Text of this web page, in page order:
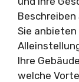
Sie anbieten
Ihre
welche